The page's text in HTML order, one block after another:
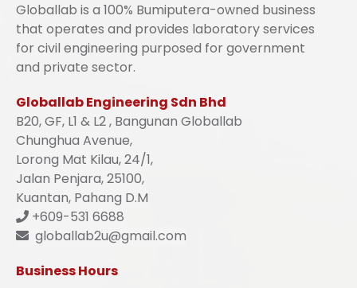
Globallab is a 100% Bumiputera-owned business
that operates and provides laboratory services
for civil engineering purposed for government
and private sector.
Globallab Engineering Sdn Bhd
B20, GF, L1 & L2 , Bangunan Globallab
Chunghua Avenue,
Lorong Mat Kilau, 24/1,
Jalan Penjara, 25100,
Kuantan, Pahang D.M
+609-531 6688
globallab2u@gmail.com
Business Hours